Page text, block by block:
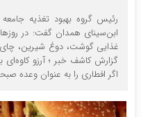
رئیس گروه بهبود تغذیه
ابن‌سینای همدان گفت: در
غذایی گوشت، دوغ شیرین، چای
گزارش کاشف خبر ؛ آرزو کاوه‌ای
اگر افطاری را به عنوان وعده